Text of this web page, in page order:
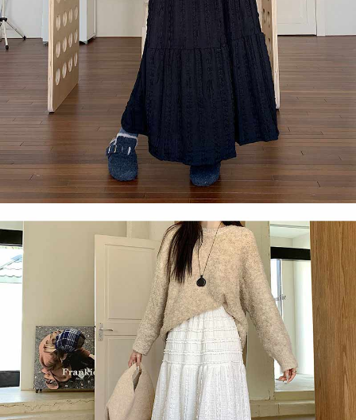
恩沛科技股份有限公司將有權停止該用戶之使用額度並採取法律行動。